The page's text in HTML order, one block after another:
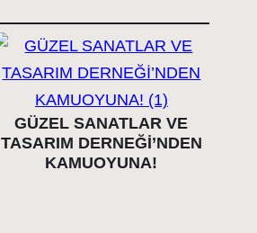
GÜZEL SANATLAR VE
TASARIM DERNEĞİ’NDEN
KAMUOYUNA!